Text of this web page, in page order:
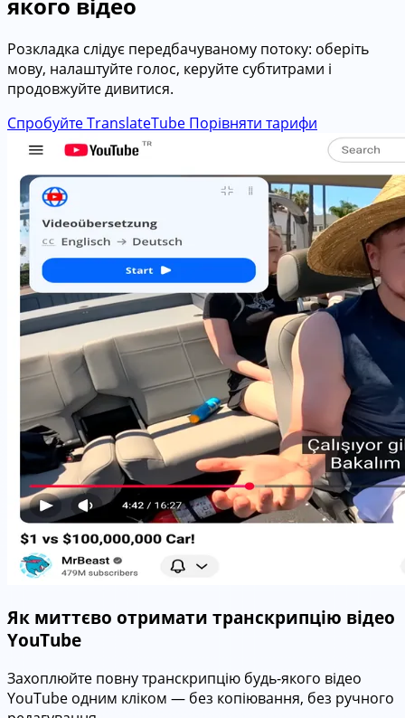
Розкладка слідує передбачуваному потоку: оберіть
мову, налаштуйте голос, керуйте субтитрами і
продовжуйте дивитися.
Спробуйте TranslateTube Порівняти тарифи
Як миттєво отримати транскрипцію відео
YouTube
Захоплюйте повну транскрипцію будь-якого відео
YouTube одним кліком — без копіювання, без ручного